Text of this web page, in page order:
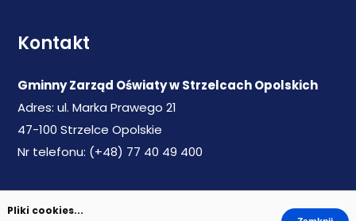
Kontakt
Gminny Zarząd Oświaty w Strzelcach Opolskich
Adres: ul. Marka Prawego 21
47-100 Strzelce Opolskie
Nr telefonu: (+48) 77 40 49 400
WWW:www.gzo-strzelceopolskie.pl
Pliki cookies...